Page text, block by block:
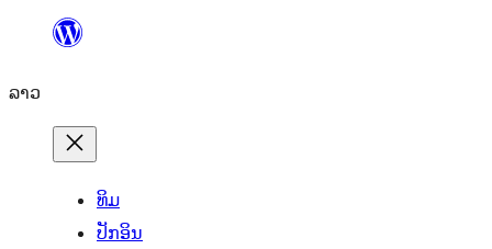
ທີ່
ເນື້ອຫາ
ລາວ
ທິມ
ປັກອິນ